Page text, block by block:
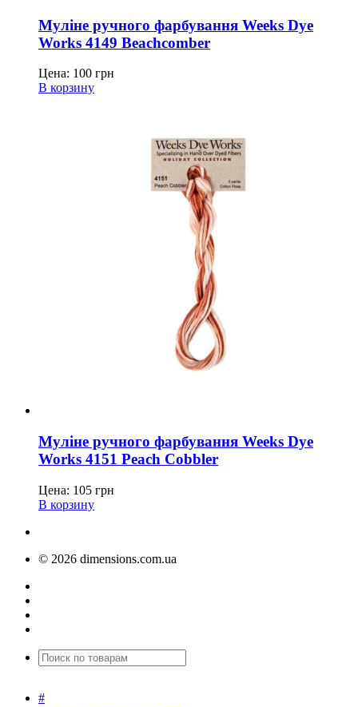
Муліне ручного фарбування Weeks Dye
Works 4149 Beachcomber
Цена: 100 грн
В корзину
Муліне ручного фарбування Weeks Dye
Works 4151 Peach Cobbler
Цена: 105 грн
В корзину
© 2026 dimensions.com.ua
#